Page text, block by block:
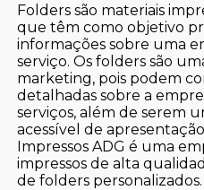
Folders são materiais
que têm como objetivo
informações sobre uma
serviço. Os folders são
marketing, pois podem
detalhadas sobre a
serviços, além de serem
acessível de
Impressos ADG é uma
impressos de alta
de folders personalizados.